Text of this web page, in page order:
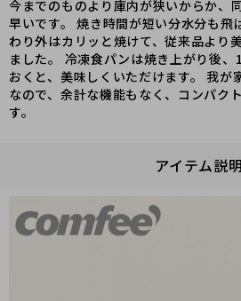
今までのものより庫内が狭いからか、
早いです。 焼き時間が短い分水分も飛
わり外はカリッと焼けて、従来品より
ました。 冷凍食パンは焼き上がり後
おくと、美味しくいただけます。 我が
なので、余計な機能もなく、コンパク
す。
アイテム説明